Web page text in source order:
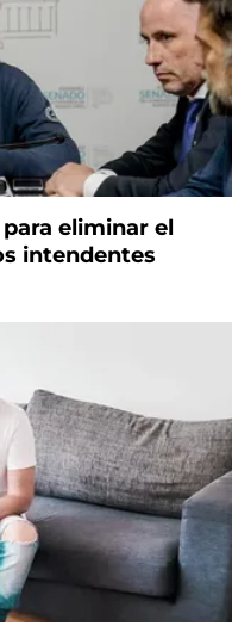
eliminar el
intendentes